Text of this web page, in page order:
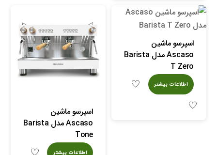
اسپرسو ماشین
Ascaso مدل Barista
T Zero
اطلاعات بیشتر
اسپرسو ماشین
Ascaso مدل Barista
Tone
اطلاعات بیشتر